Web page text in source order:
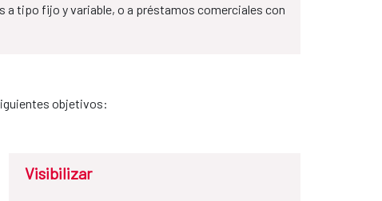
a tipo fijo y variable, o a préstamos comerciales con
objetivos:
Visibilizar